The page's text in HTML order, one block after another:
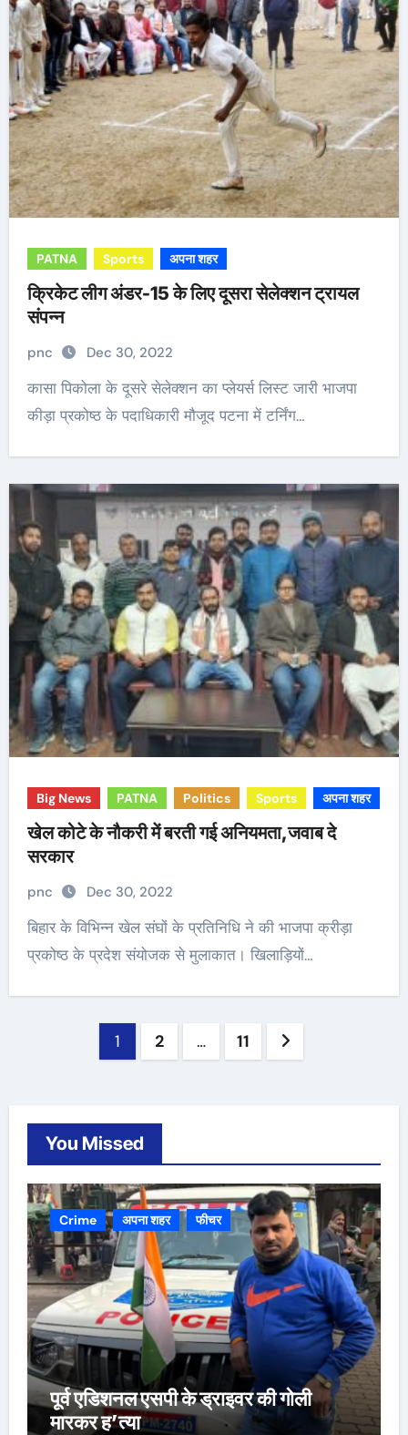
PATNA Sports अपना शहर
क्रिकेट लीग अंडर-15 के लिए दूसरा सेलेक्शन ट्रायल
संपन्न
pnc Dec 30, 2022
कासा पिकोला के दूसरे सेलेक्शन का प्लेयर्स लिस्ट जारी भाजपा
कीड़ा प्रकोष्ठ के पदाधिकारी मौजूद पटना में टर्निंग…
Big News PATNA Politics Sports अपना शहर
खेल कोटे के नौकरी में बरती गई अनियमता,जवाब दे
सरकार
pnc Dec 30, 2022
बिहार के विभिन्न खेल संघों के प्रतिनिधि ने की भाजपा क्रीड़ा
प्रकोष्ठ के प्रदेश संयोजक से मुलाकात। खिलाड़ियों…
1 2 … 11
You Missed
Crime अपना शहर फीचर
पूर्व एडिशनल एसपी के ड्राइवर की गोली
मारकर ह’त्या